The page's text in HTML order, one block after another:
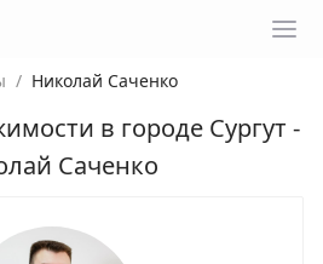
/ Николай Саченко
в городе Сургут -
Саченко